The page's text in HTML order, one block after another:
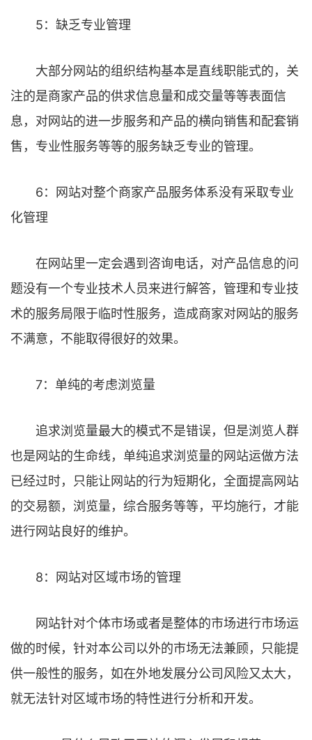
5：缺乏专业管理
大部分网站的组织结构基本是直线职能式的，关
注的是商家产品的供求信息量和成交量等等表面信
息，对网站的进一步服务和产品的横向销售和配套销
售，专业性服务等等的服务缺乏专业的管理。
6：网站对整个商家产品服务体系没有采取专业
化管理
在网站里一定会遇到咨询电话，对产品信息的问
题没有一个专业技术人员来进行解答，管理和专业技
术的服务局限于临时性服务，造成商家对网站的服务
不满意，不能取得很好的效果。
7：单纯的考虑浏览量
追求浏览量最大的模式不是错误，但是浏览人群
也是网站的生命线，单纯追求浏览量的网站运做方法
已经过时，只能让网站的行为短期化，全面提高网站
的交易额，浏览量，综合服务等等，平均施行，才能
进行网站良好的维护。
8：网站对区域市场的管理
网站针对个体市场或者是整体的市场进行市场运
做的时候，针对本公司以外的市场无法兼顾，只能提
供一般性的服务，如在外地发展分公司风险又太大，
就无法针对区域市场的特性进行分析和开发。